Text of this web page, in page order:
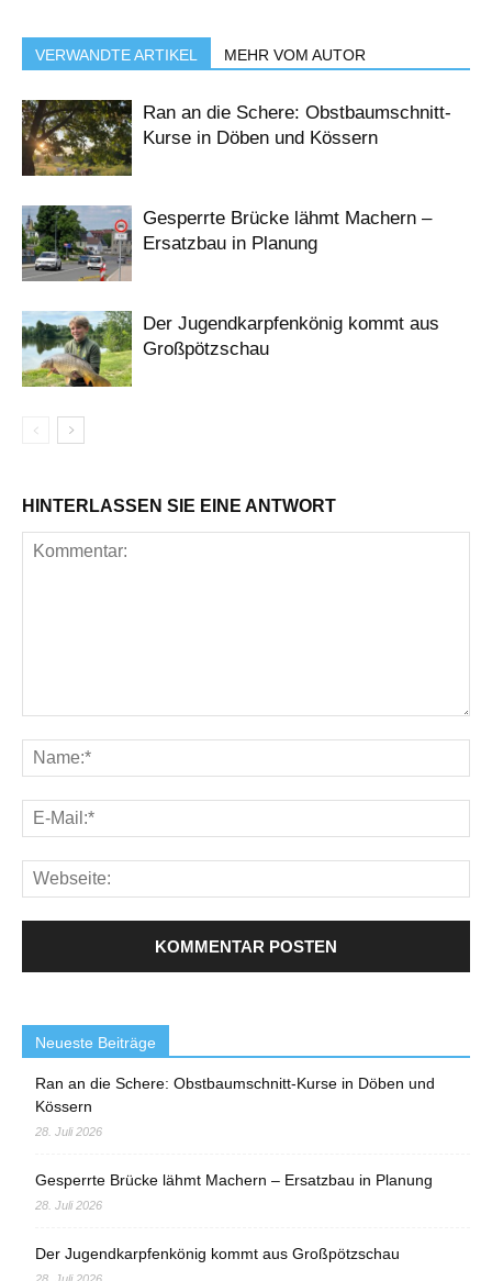
VERWANDTE ARTIKEL MEHR VOM AUTOR
Ran an die Schere: Obstbaumschnitt-
Kurse in Döben und Kössern
Gesperrte Brücke lähmt Machern –
Ersatzbau in Planung
Der Jugendkarpfenkönig kommt aus
Großpötzschau
HINTERLASSEN SIE EINE ANTWORT
Neueste Beiträge
Ran an die Schere: Obstbaumschnitt-Kurse in Döben und
Kössern
28. Juli 2026
Gesperrte Brücke lähmt Machern – Ersatzbau in Planung
28. Juli 2026
Der Jugendkarpfenkönig kommt aus Großpötzschau